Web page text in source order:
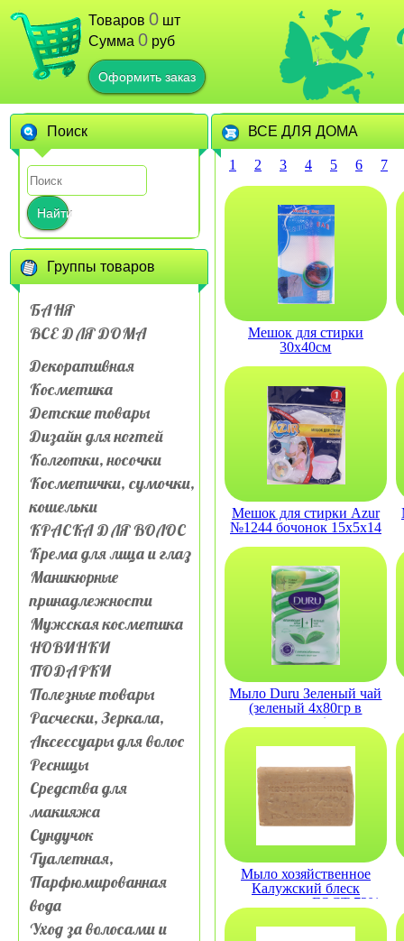
Товаров 0 шт
Сумма 0 руб
Оформить заказ
Поиск
Найти
Группы товаров
БАНЯ
ВСЕ ДЛЯ ДОМА
Декоративная
Косметика
Детские товары
Дизайн для ногтей
Колготки, носочки
Косметички, сумочки,
кошельки
КРАСКА ДЛЯ ВОЛОС
Крема для лица и глаз
Маникюрные
принадлежности
Мужская косметика
НОВИНКИ
ПОДАРКИ
Полезные товары
Расчески, Зеркала,
Аксессуары для волос
Ресницы
Средства для
макияжа
Сундучок
Туалетная,
Парфюмированная
вода
Уход за волосами и
ВСЕ ДЛЯ ДОМА
1 2 3 4 5 6 7
Мешок для стирки
30х40см
Мешок для стирки Azur
№1244 бочонок 15х5х14
Мыло Duru Зеленый чай
(зеленый 4х80гр в
пакете)
Мыло хозяйственное
Калужский блеск
натуральное ГОСТ 72%